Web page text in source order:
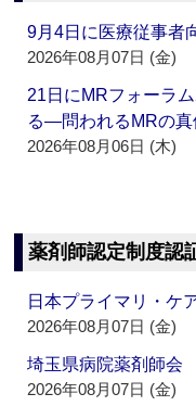
9月4日に医療従事
2026年08月07日 (金)
21日にMRフォーラ
る―問われるMRの
2026年08月06日 (木)
薬剤師認定制度認
日本プライマリ・
2026年08月07日 (金)
埼玉県病院薬剤師
2026年08月07日 (金)